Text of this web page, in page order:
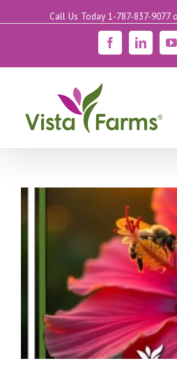
Call Us Today 1-787-837-9077
Facebook